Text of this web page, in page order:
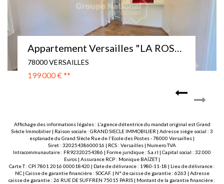
Appartement Versailles "LA ROSERAIE " - 2 pièce(s) 32 m2
78000 VERSAILLES
Affichage des informations légales : L'agence détentrice du mandat original est Grand
Siècle Immobilier | Raison sociale : GRAND SIECLE IMMOBILIER | Adresse siège social : 3
esplanade du Grand SIècle Rue de l'Ecole des Postes - 78000 Versailles |
Siret : 32025438600016 | RCS : Versailles | Numero TVA
Intracommunautaire : FR92320254386 | Forme juridique : S.a.r.l | Capital social : 32.000
Euros | Assurance RCP : Monique BAÏZET |
Carte T : CPI 7801 2016 000018420 | Date de délivrance : 1980-11-18 | Lieu de délivrance :
NC | Caisse de garantie financière : SOCAF. | N° de caisse de garantie : 6263 | Adresse
caisse de garantie : 26 RUE DE SUFFREN 75015 PARIS | Montant de la garantie financière :